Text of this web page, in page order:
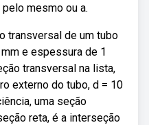
mesmo ou a.
transversal de um tubo
e espessura de 1
transversal na lista,
externo do tubo, d = 10
uma seção
reta, é a interseção